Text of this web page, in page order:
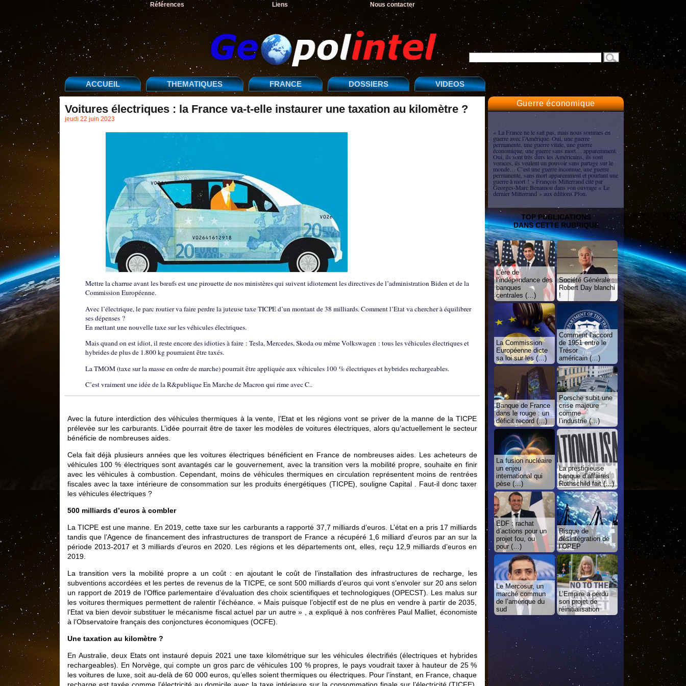
Références Liens Nous contacter
ACCUEIL THEMATIQUES FRANCE DOSSIERS VIDEOS
Voitures électriques : la France va-t-elle instaurer une taxation au kilomètre ?
jeudi 22 juin 2023
Mettre la charrue avant les bœufs est une pirouette de nos ministères qui suivent idiotement les directives de l’administration Biden et de la
Commission Européenne.
Avec l’électrique, le parc routier va faire perdre la juteuse taxe TICPE d’un montant de 38 milliards. Comment l’Etat va chercher à équilibrer
ses dépenses ?
En mettant une nouvelle taxe sur les véhicules électriques.
Mais quand on est idiot, il reste encore des idioties à faire : Tesla, Mercedes, Skoda ou même Volkswagen : tous les véhicules électriques et
hybrides de plus de 1.800 kg pourraient être taxés.
La TMOM (taxe sur la masse en ordre de marche) pourrait être appliquée aux véhicules 100 % électriques et hybrides rechargeables.
C’est vraiment une idée de la R&publique En Marche de Macron qui rime avec C..
Avec la future interdiction des véhicules thermiques à la vente, l’Etat et les régions vont se priver de la manne de la TICPE
prélevée sur les carburants. L’idée pourrait être de taxer les modèles de voitures électriques, alors qu’actuellement le secteur
bénéficie de nombreuses aides.
Cela fait déjà plusieurs années que les voitures électriques bénéficient en France de nombreuses aides. Les acheteurs de
véhicules 100 % électriques sont avantagés car le gouvernement, avec la transition vers la mobilité propre, souhaite en finir
avec les véhicules à combustion. Cependant, moins de véhicules thermiques en circulation représentent moins de rentrées
fiscales avec la taxe intérieure de consommation sur les produits énergétiques (TICPE), souligne Capital . Faut-il donc taxer
les véhicules électriques ?
500 milliards d’euros à combler
La TICPE est une manne. En 2019, cette taxe sur les carburants a rapporté 37,7 milliards d’euros. L’état en a pris 17 milliards
tandis que l’Agence de financement des infrastructures de transport de France a récupéré 1,6 milliard d’euros par an sur la
période 2013-2017 et 3 milliards d’euros en 2020. Les régions et les départements ont, elles, reçu 12,9 milliards d’euros en
2019.
La transition vers la mobilité propre a un coût : en ajoutant le coût de l’installation des infrastructures de recharge, les
subventions accordées et les pertes de revenus de la TICPE, ce sont 500 milliards d’euros qui vont s’envoler sur 20 ans selon
un rapport de 2019 de l’Office parlementaire d’évaluation des choix scientifiques et technologiques (OPECST). Les malus sur
les voitures thermiques permettent de ralentir l’échéance. « Mais puisque l’objectif est de ne plus en vendre à partir de 2035,
l’Etat va bien devoir substituer le mécanisme fiscal actuel par un autre » , a expliqué à nos confrères Paul Malliet, économiste
à l’Observatoire français des conjonctures économiques (OCFE).
Une taxation au kilomètre ?
En Australie, deux Etats ont instauré depuis 2021 une taxe kilométrique sur les véhicules électrifiés (électriques et hybrides
rechargeables). En Norvège, qui compte un gros parc de véhicules 100 % propres, le pays voudrait taxer à hauteur de 25 %
les voitures de luxe, soit au-delà de 60 000 euros, qu’elles soient thermiques ou électriques. Pour l’instant, en France, chaque
Guerre économique
« La France ne le sait pas, mais nous sommes en
guerre avec l’Amérique. Oui, une guerre
permanente, une guerre vitale, une guerre
économique, une guerre sans mort… apparemment.
Oui, ils sont très durs les Américains, ils sont
voraces, ils veulent un pouvoir sans partage sur le
monde… C’est une guerre inconnue, une guerre
permanente, sans mort apparemment et pourtant une
guerre à mort ! » François Mitterrand cité par
Georges-Marc Benamou dans son ouvrage « Le
dernier Mitterrand » aux éditions Plon.
TOP PUBLICATIONS
DANS CETTE RUBRIQUE
L’ère de
l’indépendance des
banques
centrales (…)
Société Générale :
Robert Day blanchi
!
La Commission
Européenne dicte
sa loi sur les (…)
Comment l’accord
de 1951 entre le
Trésor
américain (…)
Banque de France
dans le rouge : un
déficit record (…)
Porsche subit une
crise majeure
comme
l’industrie (…)
La fusion nucléaire
un enjeu
international qui
pèse (…)
La prestigieuse
banque d’affaires
Rothschild fait (…)
EDF : rachat
d’actions pour un
projet fou, ou
pour (…)
Risque de
désintégration de
l’OPEP
Le Mercosur, un
marché commun
de l’amérique du
sud
L’Empire a perdu
son projet de
réinitialisation